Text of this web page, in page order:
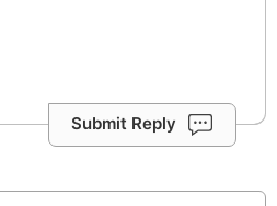
Submit Reply